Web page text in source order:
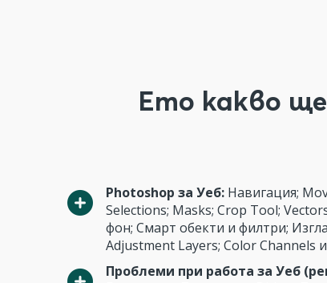
Ето какво
Photoshop за Уеб: Навигация;
Selections; Masks; Crop Tool;
фон; Смарт обекти и филтри;
Adjustment Layers; Color Channels
Проблеми при работа за Уеб